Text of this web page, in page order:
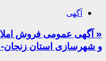
آگهی
« آگهی عمومی فروش
و شهرسازی استان زنجان- تاریخ